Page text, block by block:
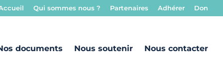
Qui sommes nous ? Partenaires Adhérer Don
documents Nous soutenir Nous contacter